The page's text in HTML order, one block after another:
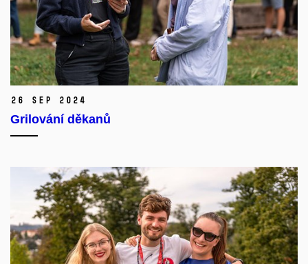
26 Sep 2024
Grilování děkanů